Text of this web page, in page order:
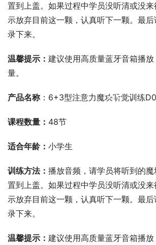
置到上盖。如果过程中学员没听清或没
示放弃目前这一颗，认真听下一颗。最
录下来。
温馨提示： 建议使用高质量蓝牙音箱播
量。
产品名称：6+3型注意力魔块听觉训练
课程数量： 48节
适合年龄： 小学生
训练方法： 播放音频，请学员将听到的
置到上盖。如果过程中学员没听清或没
示放弃目前这一颗，认真听下一颗。最
录下来。
温馨提示： 建议使用高质量蓝牙音箱播